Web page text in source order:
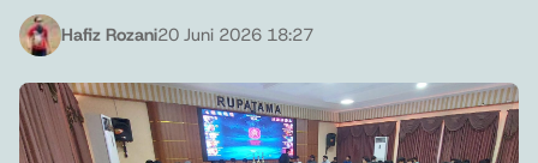
Hafiz Rozani20 Juni 2026 18:27